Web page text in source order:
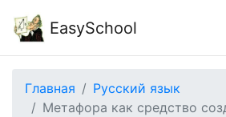
EasySchool
Главная
Русский язык
Метафора как средство